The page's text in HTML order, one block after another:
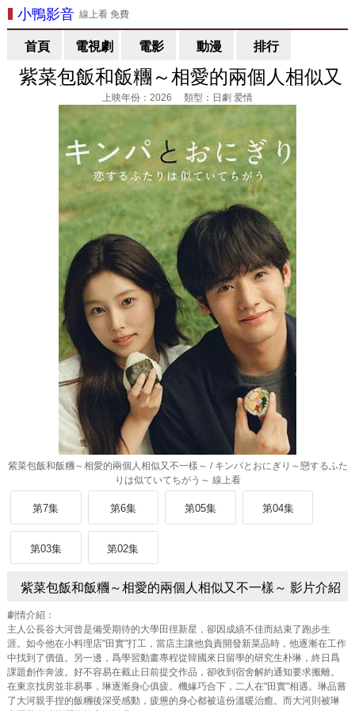
小鴨影音線上看 免費
首頁 電視劇 電影 動漫 排行
紫菜包飯和飯糰～相愛的兩個人相似又
不一樣～ / キンパとおにぎり～戀する
ふたりは似ていてちがう～ 線上看
上映年份：2026 類型：日劇 爱情
紫菜包飯和飯糰～相愛的兩個人相似又不一樣～ / キンパとおにぎり～戀するふた
りは似ていてちがう～ 線上看
第7集 第6集 第05集 第04集
第03集 第02集
紫菜包飯和飯糰～相愛的兩個人相似又不一樣～ 影片介紹
劇情介紹：
主人公長谷大河曾是備受期待的大學田徑新星，卻因成績不佳而結束了跑步生
涯。如今他在小料理店"田實"打工，當店主讓他負責開發新菜品時，他逐漸在工作
中找到了價值。另一邊，爲學習動畫專程從韓國來日留學的研究生朴琳，終日爲
課題創作奔波。好不容易在截止日前提交作品，卻收到宿舍解約通知要求搬離。
在東京找房並非易事，琳逐漸身心俱疲。機緣巧合下，二人在"田實"相遇。琳品嘗
了大河親手捏的飯糰後深受感動，疲憊的身心都被這份溫暖治癒。而大河則被琳